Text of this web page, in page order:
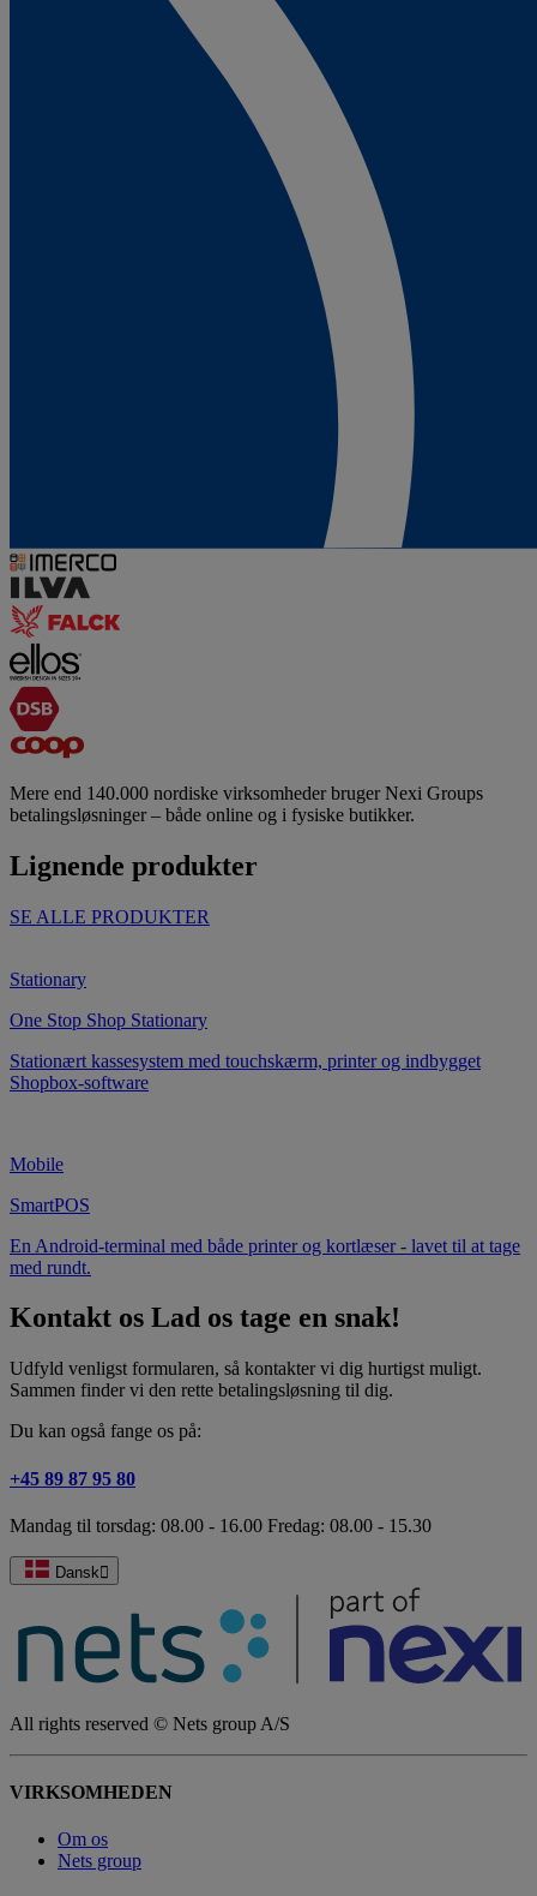
Mere end 140.000 nordiske virksomheder bruger Nexi Groups
betalingsløsninger – både online og i fysiske butikker.
Lignende produkter
SE ALLE PRODUKTER
Stationary
One Stop Shop Stationary
Stationært kassesystem med touchskærm, printer og indbygget
Shopbox-software
Mobile
SmartPOS
En Android-terminal med både printer og kortlæser - lavet til at tage
med rundt.
Kontakt os Lad os tage en snak!
Udfyld venligst formularen, så kontakter vi dig hurtigst muligt.
Sammen finder vi den rette betalingsløsning til dig.
Du kan også fange os på:
+45 89 87 95 80
Mandag til torsdag: 08.00 - 16.00 Fredag: 08.00 - 15.30
Dansk
All rights reserved © Nets group A/S
VIRKSOMHEDEN
Om os
Nets group